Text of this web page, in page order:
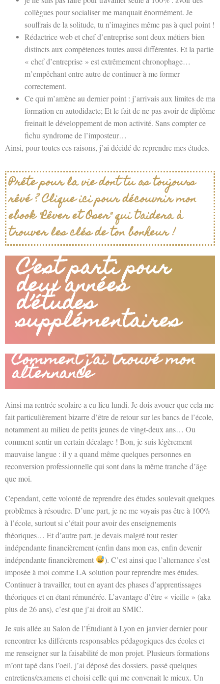
collègues pour socialiser me manquait énormément. Je
souffrais de la solitude, tu n’imagines même pas à quel point !
Rédactrice web et chef d’entreprise sont deux métiers bien
distincts aux compétences toutes aussi différentes. Et la partie
« chef d’entreprise » est extrêmement chronophage…
m’empêchant entre autre de continuer à me former
correctement.
Ce qui m’amène au dernier point : j’arrivais aux limites de ma
formation en autodidacte; Et le fait de ne pas avoir de diplôme
freinait le développement de mon activité. Sans compter ce
fichu syndrome de l’imposteur…
Ainsi, pour toutes ces raisons, j’ai décidé de reprendre mes études.
Prête pour la vie dont tu as toujours
rêvé ? Clique ici pour découvrir mon
ebook "Rêver et Oser" qui t'aidera à
trouver les clés de ton bonheur !
C’est parti pour
deux années
d’études
supplémentaires
Comment j’ai trouvé mon
alternance
Ainsi ma rentrée scolaire a eu lieu lundi. Je dois avouer que cela me
fait particulièrement bizarre d’être de retour sur les bancs de l’école,
notamment au milieu de petits jeunes de vingt-deux ans… Ou
comment sentir un certain décalage ! Bon, je suis légèrement
mauvaise langue : il y a quand même quelques personnes en
reconversion professionnelle qui sont dans la même tranche d’âge
que moi.
Cependant, cette volonté de reprendre des études soulevait quelques
problèmes à résoudre. D’une part, je ne me voyais pas être à 100%
à l’école, surtout si c’était pour avoir des enseignements
théoriques… Et d’autre part, je devais malgré tout rester
indépendante financièrement (enfin dans mon cas, enfin devenir
indépendante financièrement
). C’est ainsi que l’alternance s’est
imposée à moi comme LA solution pour reprendre mes études.
Continuer à travailler, tout en ayant des phases d’apprentissages
théoriques et en étant rémunérée. L’avantage d’être « vieille » (aka
plus de 26 ans), c’est que j’ai droit au SMIC.
Je suis allée au Salon de l’Étudiant à Lyon en janvier dernier pour
rencontrer les différents responsables pédagogiques des écoles et
me renseigner sur la faisabilité de mon projet. Plusieurs formations
m’ont tapé dans l’oeil, j’ai déposé des dossiers, passé quelques
entretiens/examens et choisi celle qui me convenait le mieux. Un